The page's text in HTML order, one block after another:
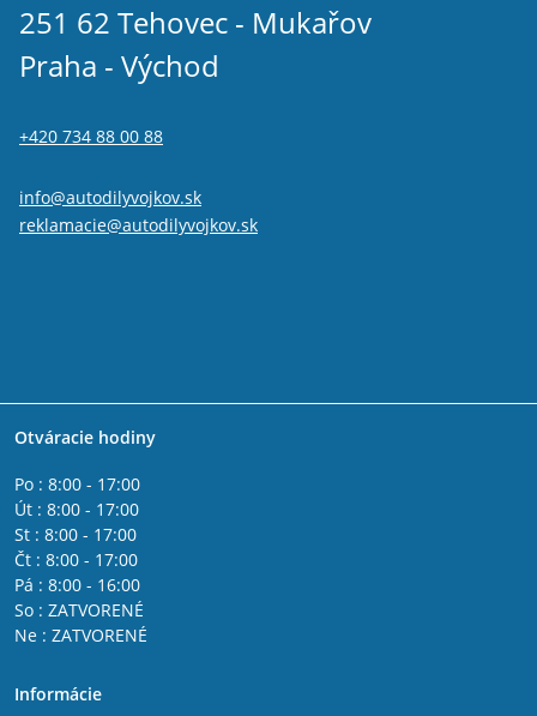
251 62 Tehovec - Mukařov
Praha - Východ
+420 734 88 00 88
info@autodilyvojkov.sk
reklamacie@autodilyvojkov.sk
Otváracie hodiny
Po : 8:00 - 17:00
Út : 8:00 - 17:00
St : 8:00 - 17:00
Čt : 8:00 - 17:00
Pá : 8:00 - 16:00
So : ZATVORENÉ
Ne : ZATVORENÉ
Informácie